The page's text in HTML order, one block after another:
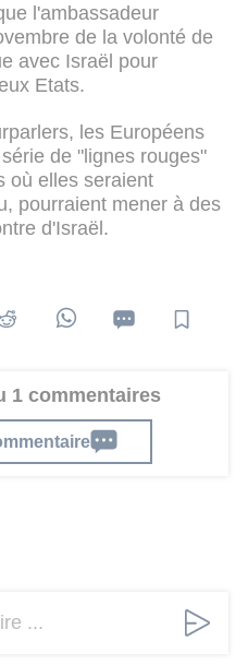
l'ambassadeur
de la volonté de
avec Israël pour
Etats.
les Européens
de "lignes rouges"
où elles seraient
pourraient mener à des
d'Israël.
1 commentaires
...